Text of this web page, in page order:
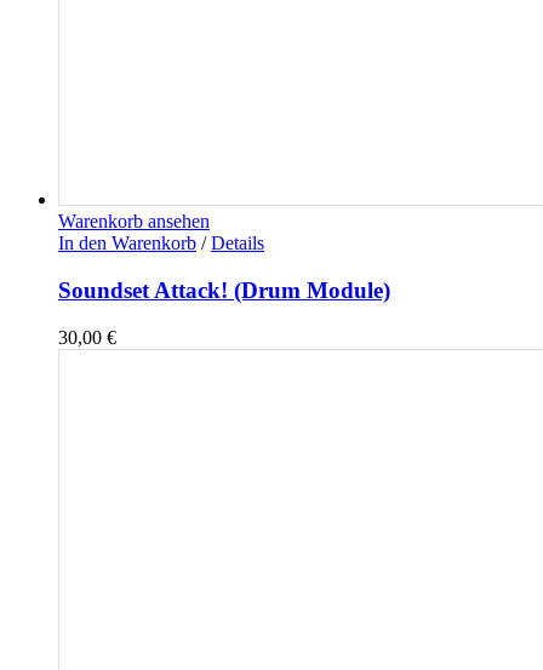
Warenkorb ansehen
In den Warenkorb / Details
Soundset Attack! (Drum Module)
30,00 €